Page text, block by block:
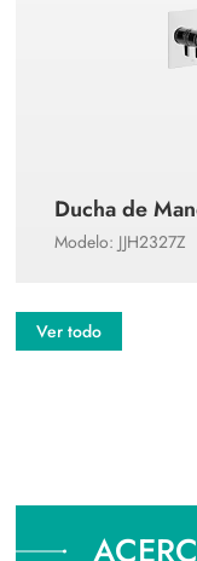
Ducha de
Modelo: JJH2327Z
Ver todo